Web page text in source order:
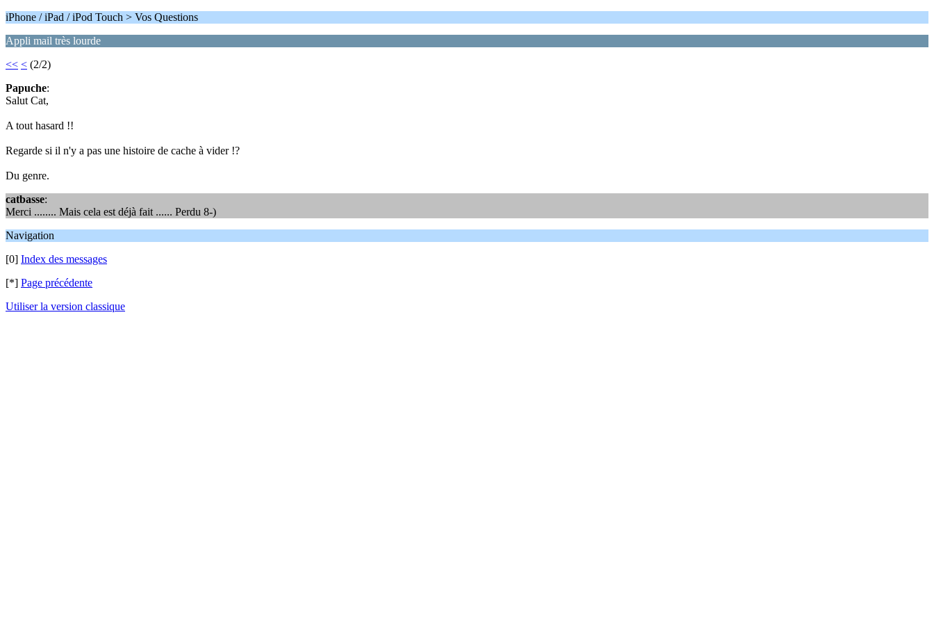
iPhone / iPad / iPod Touch > Vos Questions
Appli mail très lourde
<< < (2/2)
Papuche:
Salut Cat,
A tout hasard !!
Regarde si il n'y a pas une histoire de cache à vider !?
Du genre.
catbasse:
Merci ........ Mais cela est déjà fait ...... Perdu 8-)
Navigation
[0] Index des messages
[*] Page précédente
Utiliser la version classique